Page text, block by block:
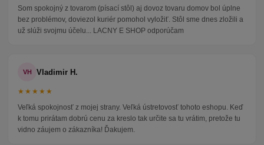
Som spokojný z tovarom (písací stôl) aj dovoz tovaru domov bol úplne
bez problémov, doviezol kuriér pomohol vyložiť. Stôl sme dnes zložili a
už slúži svojmu účelu... LACNY E SHOP odporúčam
VH Vladimir H.
★★★★★
Veľká spokojnosť z mojej strany. Veľká ústretovosť tohoto eshopu. Keď
k tomu prirátam dobrú cenu za kreslo tak určite sa tu vrátim, pretože tu
vidno záujem o zákazníka! Ďakujem.